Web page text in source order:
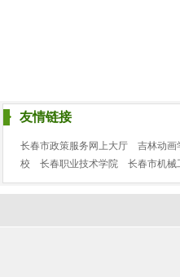
友情链接
长春市政策服务网上大厅 吉林动画
校
长春职业技术学院 长春市机械